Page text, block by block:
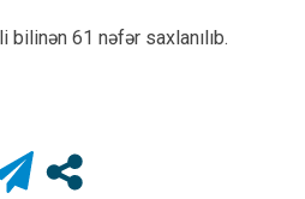
61 nəfər saxlanılıb.